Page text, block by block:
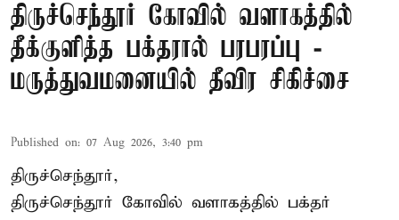
திருச்செந்தூர் கோவில் வளாகத்தில்
தீக்குளித்த பக்தரால் பரபரப்பு -
மருத்துவமனையில் தீவிர சிகிச்சை
Published on: 07 Aug 2026, 3:40 pm
திருச்செந்தூர்,
திருச்செந்தூர் கோவில் வளாகத்தில் பக்தர்